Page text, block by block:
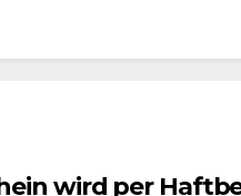
wird per